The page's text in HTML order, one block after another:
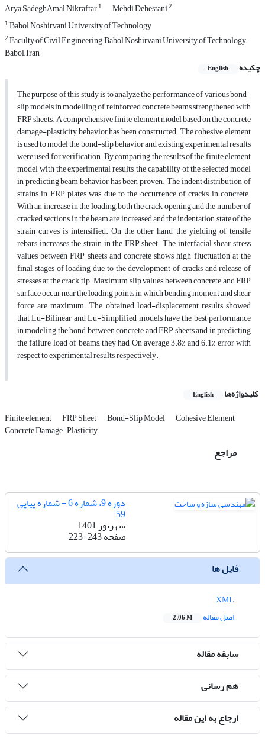
Arya SadeghAmal Nikraftar1 Mehdi Dehestani2
1Babol Noshirvani University of Technology
2Faculty of Civil Engineering, Babol Noshirvani University of Technology,
Babol, Iran
چکیده
English
The purpose of this study is to analyze the performance of various bond-
slip models in modelling of reinforced concrete beams strengthened with
FRP sheets. A comprehensive finite element model based on the concrete
damage-plasticity behavior has been constructed. The cohesive element
is used to model the bond-slip behavior and existing experimental results
were used for verification. By comparing the results of the finite element
model with the experimental results, the capability of the selected model
in predicting beam behavior has been proven. The indent distribution of
strains in FRP plates was due to the occurrence of cracks in concrete.
With an increase in the loading, both the crack opening and the number of
cracked sections in the beam are increased and the indentation state of the
strain curves is intensified. On the other hand, the yielding of tensile
rebars increases the strain in the FRP sheet. The interfacial shear stress
values between FRP sheets and concrete shows high fluctuation at the
final stages of loading due to the development of cracks and release of
stresses at the crack tip. Maximum slip values between concrete and FRP
surface occur near the loading points in which bending moment and shear
force are maximum. The obtained load-displacement results showed
that Lu-Bilinear and Lu-Simplified models have the best performance
in modeling the bond between concrete and FRP sheets and in predicting
the failure load of beams, they had On average 3.8% and 6.1% error with
respect to experimental results, respectively.
کلیدواژه‌ها English
Finite element FRP Sheet Bond-Slip Model Cohesive Element
Concrete Damage-Plasticity
مراجع
دوره 9، شماره 6 - شماره پیاپی
59
شهریور 1401
صفحه223-243
فایل ها
اصل مقاله
2.06 M
سابقه مقاله
هم رسانی
ارجاع به این مقاله